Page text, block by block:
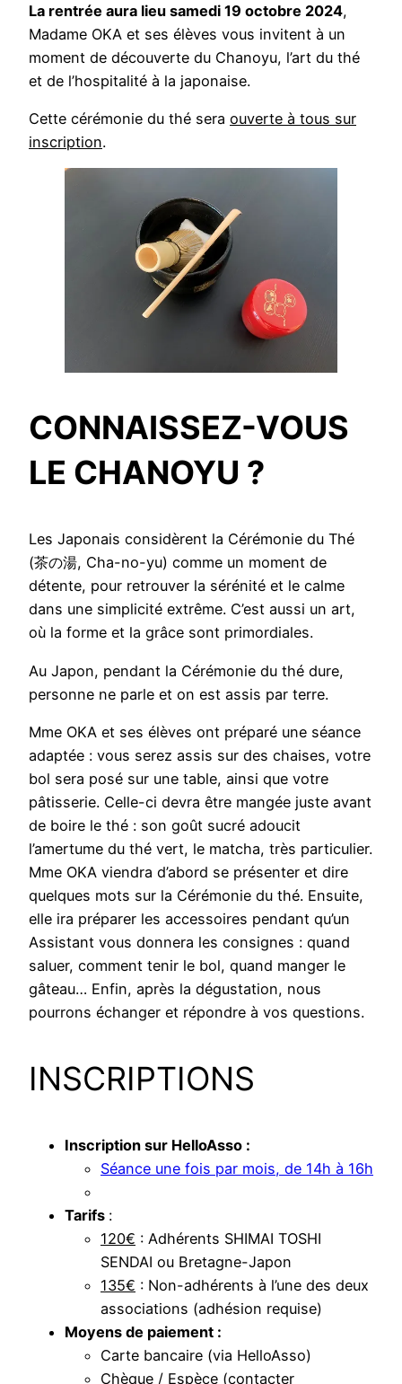
La rentrée aura lieu samedi 19 octobre 2024,
Madame OKA et ses élèves vous invitent à un
moment de découverte du Chanoyu, l’art du thé
et de l’hospitalité à la japonaise.
Cette cérémonie du thé sera ouverte à tous sur
inscription.
CONNAISSEZ-VOUS
LE CHANOYU ?
Les Japonais considèrent la Cérémonie du Thé
(茶の湯, Cha-no-yu) comme un moment de
détente, pour retrouver la sérénité et le calme
dans une simplicité extrême. C’est aussi un art,
où la forme et la grâce sont primordiales.
Au Japon, pendant la Cérémonie du thé dure,
personne ne parle et on est assis par terre.
Mme OKA et ses élèves ont préparé une séance
adaptée : vous serez assis sur des chaises, votre
bol sera posé sur une table, ainsi que votre
pâtisserie. Celle-ci devra être mangée juste avant
de boire le thé : son goût sucré adoucit
l’amertume du thé vert, le matcha, très particulier.
Mme OKA viendra d’abord se présenter et dire
quelques mots sur la Cérémonie du thé. Ensuite,
elle ira préparer les accessoires pendant qu’un
Assistant vous donnera les consignes : quand
saluer, comment tenir le bol, quand manger le
gâteau… Enfin, après la dégustation, nous
pourrons échanger et répondre à vos questions.
INSCRIPTIONS
Inscription sur HelloAsso :
Séance une fois par mois, de 14h à 16h
Tarifs :
120€ : Adhérents SHIMAI TOSHI
SENDAI ou Bretagne-Japon
135€ : Non-adhérents à l’une des deux
associations (adhésion requise)
Moyens de paiement :
Carte bancaire (via HelloAsso)
Chèque / Espèce (contacter